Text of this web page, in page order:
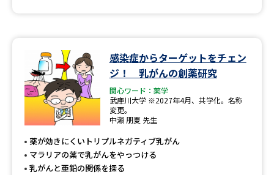
感染症からターゲットをチェン
ジ！ 乳がんの創薬研究
関心ワード：薬学
武庫川大学 ※2027年4月、共学化。名称
変更。
中瀨 朋夏 先生
薬が効きにくいトリプルネガティブ乳がん
マラリアの薬で乳がんをやっつける
乳がんと亜鉛の関係を探る